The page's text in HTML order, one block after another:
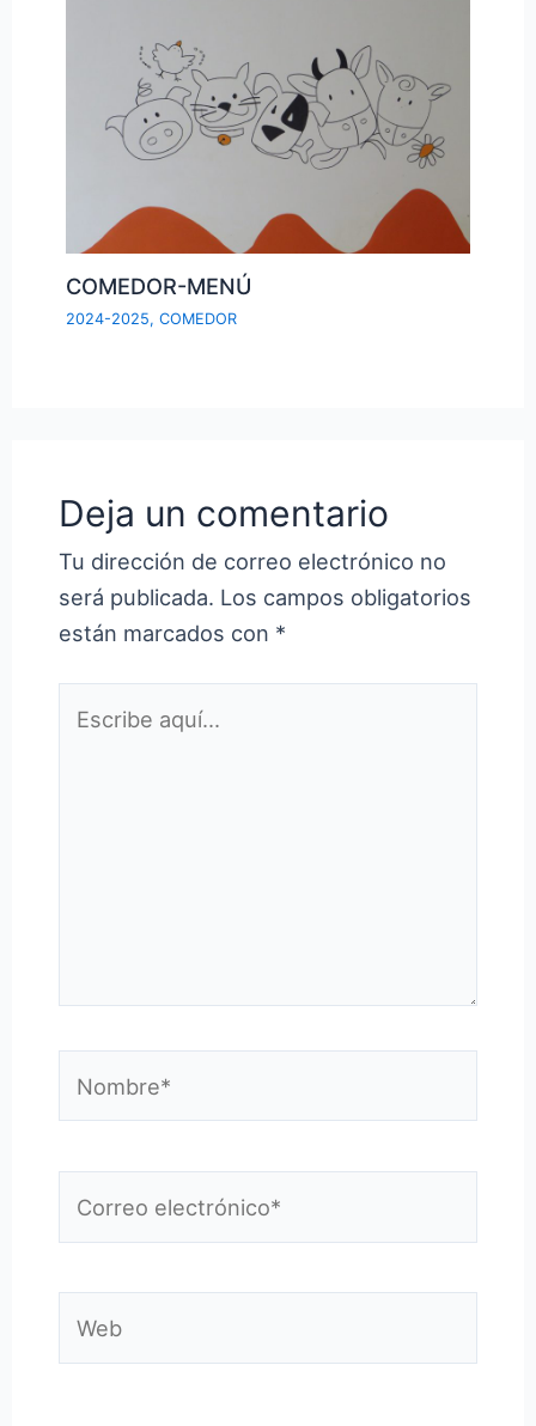
COMEDOR-MENÚ
2024-2025,COMEDOR
Deja un comentario
Tu dirección de correo electrónico no
será publicada. Los campos obligatorios
están marcados con *
aquí...
electrónico*